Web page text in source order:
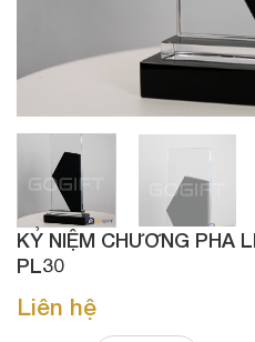
KỶ NIỆM CHƯƠNG PHA
PL30
Liên hệ